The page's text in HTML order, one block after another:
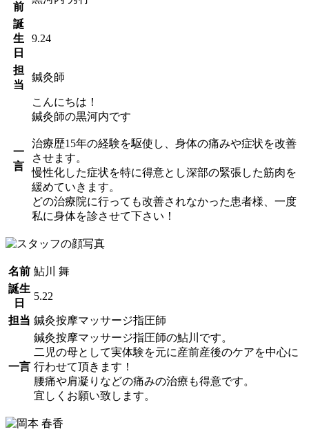
前
誕
生
日
9.24
担
当
鍼灸師
一
言
こんにちは！
鍼灸師の黒河内です
治療歴15年の経験を駆使し、身体の痛みや症状を改善
させます。
慢性化した症状を特に得意とし深部の緊張した筋肉を
緩めていきます。
どの治療院に行っても改善されなかった患者様、一度
私に身体を診させて下さい！
名前 鮎川 舞
誕生
日
5.22
担当 鍼灸按摩マッサージ指圧師
一言
鍼灸按摩マッサージ指圧師の鮎川です。
二児の母として実体験を元に産前産後のケアを中心に
行わせて頂きます！
腰痛や肩凝りなどの痛みの治療も得意です。
宜しくお願い致します。